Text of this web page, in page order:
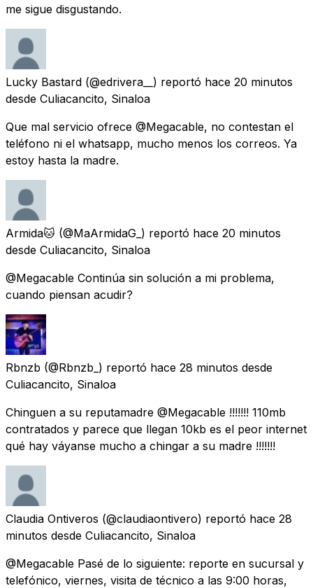
me sigue disgustando.
Lucky Bastard (@edrivera__) reportó hace 20 minutos
desde Culiacancito, Sinaloa
Que mal servicio ofrece @Megacable, no contestan el
teléfono ni el whatsapp, mucho menos los correos. Ya
estoy hasta la madre.
Armida🐱 (@MaArmidaG_) reportó hace 20 minutos
desde Culiacancito, Sinaloa
@Megacable Continúa sin solución a mi problema,
cuando piensan acudir?
Rbnzb (@Rbnzb_) reportó hace 28 minutos desde
Culiacancito, Sinaloa
Chinguen a su reputamadre @Megacable !!!!!!! 110mb
contratados y parece que llegan 10kb es el peor internet
qué hay váyanse mucho a chingar a su madre !!!!!!!
Claudia Ontiveros (@claudiaontivero) reportó hace 28
minutos desde Culiacancito, Sinaloa
@Megacable Pasé de lo siguiente: reporte en sucursal y
telefónico, viernes, visita de técnico a las 9:00 horas,